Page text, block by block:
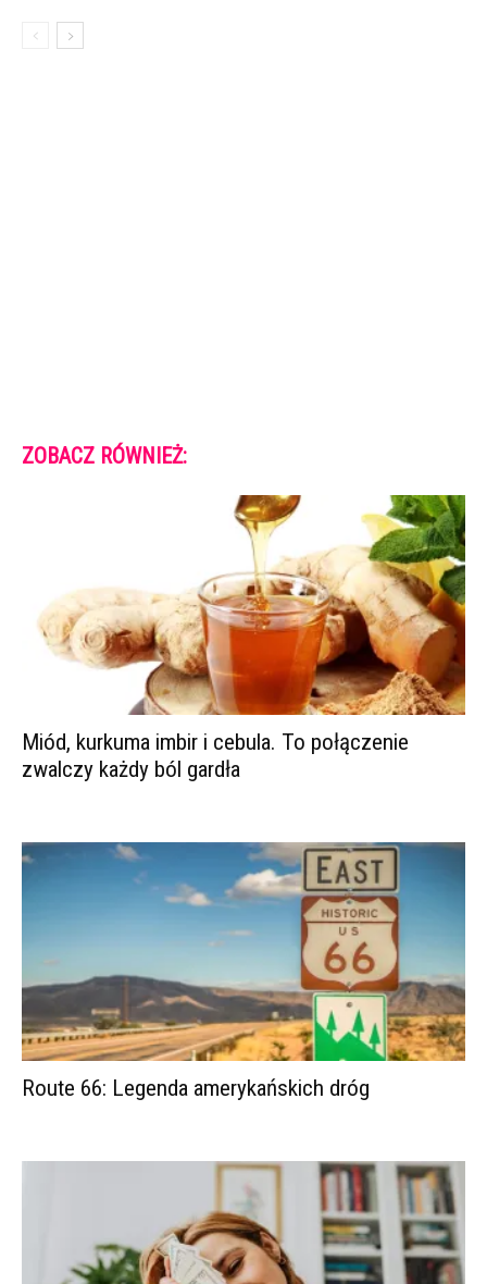
ZOBACZ RÓWNIEŻ:
Miód, kurkuma imbir i cebula. To połączenie
zwalczy każdy ból gardła
Route 66: Legenda amerykańskich dróg